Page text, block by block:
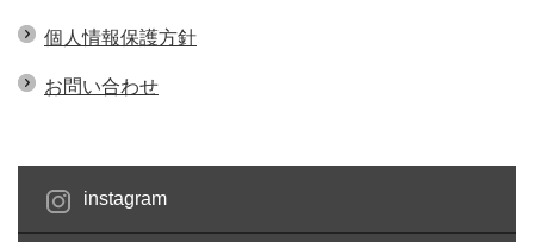
個人情報保護方針
お問い合わせ
instagram